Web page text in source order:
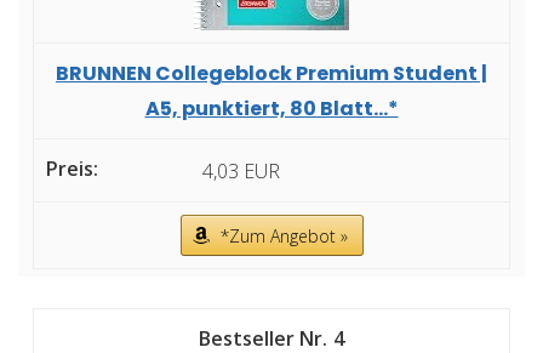
BRUNNEN Collegeblock Premium Student |
A5, punktiert, 80 Blatt...*
4,03 EUR
*Zum Angebot »
4